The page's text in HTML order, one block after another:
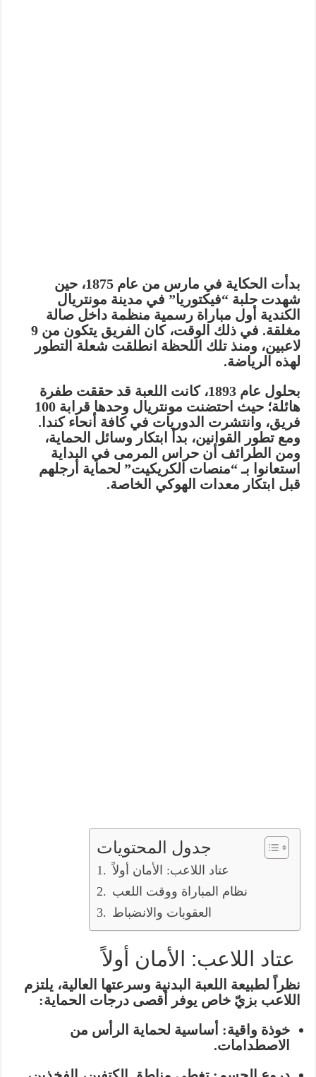
بدأت الحكاية في مارس من عام 1875
، حين
شهدت حلبة “فيكتوريا” في مدينة مونتريال
الكندية أول مباراة رسمية منظمة داخل صالة
مغلقة. في ذلك الوقت، كان الفريق يتكون من 9
لاعبين، ومنذ تلك اللحظة انطلقت شعلة التطور
لهذه الرياضة.
بحلول عام 1893، كانت اللعبة قد حققت طفرة
هائلة؛ حيث احتضنت مونتريال وحدها قرابة 100
فريق، وانتشرت الدوريات في كافة أنحاء كندا.
ومع تطور القوانين، بدأ ابتكار وسائل الحماية،
ومن الطرائف أن حراس المرمى في البداية
استعانوا بـ“منصات الكريكيت” لحماية أرجلهم
قبل ابتكار معدات الهوكي الخاصة.
جدول المحتويات
عتاد اللاعب: الأمان أولاً
نظام المباراة ووقت اللعب
العقوبات والانضباط
عتاد اللاعب: الأمان أولاً
نظراً لطبيعة اللعبة البدنية وسرعتها العالية، يلتزم
اللاعب بزيّ خاص يوفر أقصى درجات الحماية:
خوذة واقية: أساسية لحماية الرأس من
الاصطدامات.